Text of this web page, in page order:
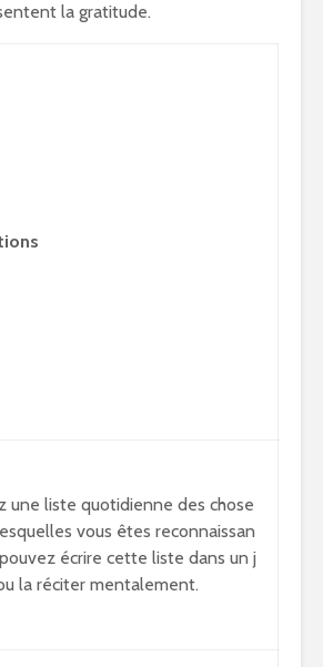
la gratitude.
une liste quotidienne des chose
vous êtes reconnaissan
écrire cette liste dans un j
la réciter mentalement.